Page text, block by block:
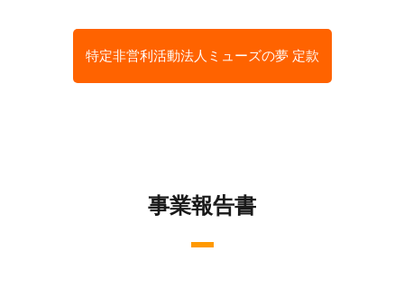
特定非営利活動法人ミューズの夢 定款
事業報告書